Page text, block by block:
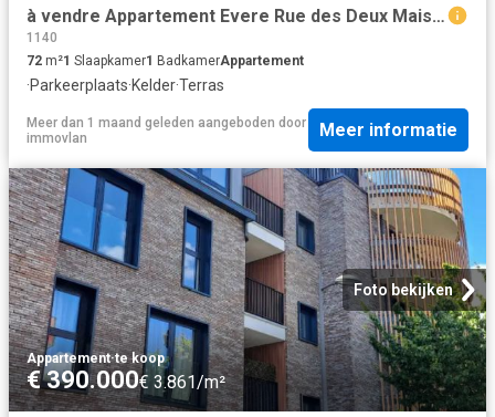
à vendre Appartement Evere Rue des Deux Maisons Saphir 20
1140
72 m²1 Slaapkamer1 BadkamerAppartement
·Parkeerplaats·Kelder·Terras
Meer dan 1 maand geleden aangeboden door
immovlan
Meer informatie
Foto bekijken
Appartement·te koop
€ 390.000€ 3.861/m²